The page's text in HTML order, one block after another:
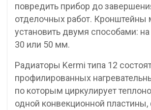
повредить прибор до
отделочных работ.
установить двумя способами:
30 или 50 мм.
Радиаторы Kermi типа 12
профилированных
по которым циркулирует
одной конвекционной